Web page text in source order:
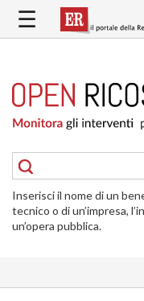
contenuto
RICOSTRUZIONE
PUBBLICA
DELLE
ABITAZIONI
RICOSTRUZIONE
ATTIVITÀ
INTERVENTI
☰
Inserisci il nome di un
tecnico o di un’impresa,
un’opera pubblica.